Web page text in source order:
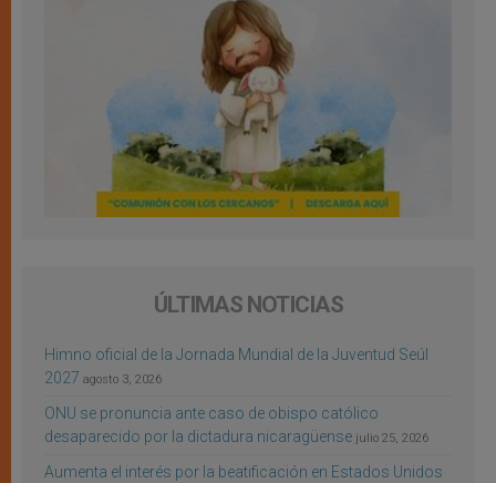
ÚLTIMAS NOTICIAS
Himno oficial de la Jornada Mundial de la Juventud Seúl
2027 agosto 3, 2026
ONU se pronuncia ante caso de obispo católico
desaparecido por la dictadura nicaragüense julio 25, 2026
Aumenta el interés por la beatificación en Estados Unidos